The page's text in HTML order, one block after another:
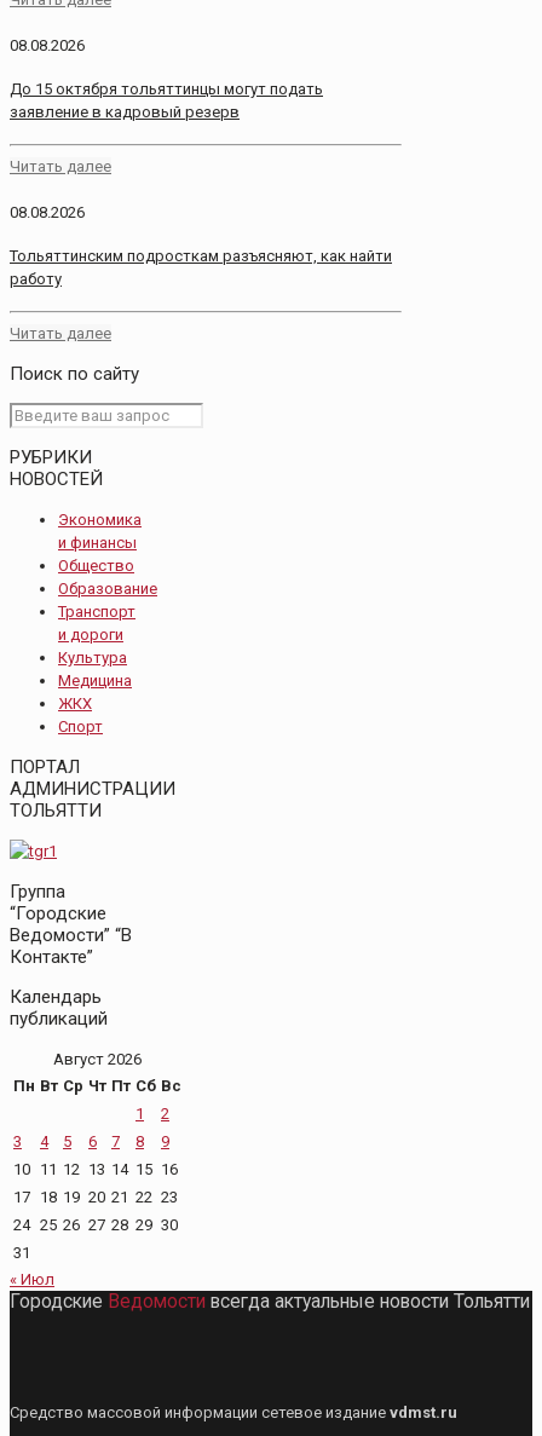
08.08.2026
До 15 октября тольяттинцы могут подать
заявление в кадровый резерв
Читать далее
08.08.2026
Тольяттинским подросткам разъясняют, как найти
работу
Читать далее
Поиск по сайту
РУБРИКИ
НОВОСТЕЙ
Экономика
и финансы
Общество
Образование
Транспорт
и дороги
Культура
Медицина
ЖКХ
Спорт
ПОРТАЛ
АДМИНИСТРАЦИИ
ТОЛЬЯТТИ
Группа
“Городские
Ведомости” “В
Контакте”
Календарь
публикаций
Август 2026
Пн Вт Ср Чт Пт Сб Вс
1
2
3
4 5 6 7 8
9
10 11 12 13 14 15 16
17 18 19 20 21 22 23
24 25 26 27 28 29 30
31
« Июл
Городские Ведомости всегда актуальные новости Тольятти
Средство массовой информации сетевое издание vdmst.ru